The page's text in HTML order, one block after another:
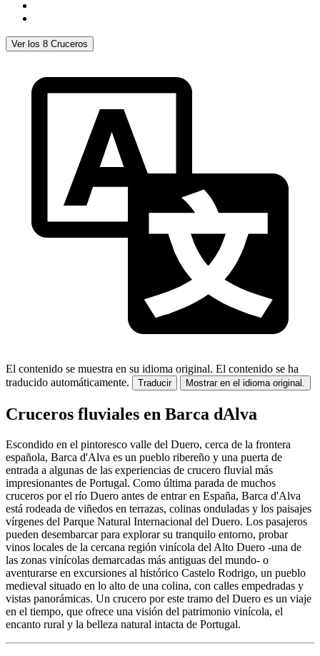
Ver los 8 Cruceros
El contenido se muestra en su idioma original. El contenido se ha
traducido automáticamente.
Traducir Mostrar en el idioma original.
Cruceros fluviales en Barca dAlva
Escondido en el pintoresco valle del Duero, cerca de la frontera
española, Barca d'Alva es un pueblo ribereño y una puerta de
entrada a algunas de las experiencias de crucero fluvial más
impresionantes de Portugal. Como última parada de muchos
cruceros por el río Duero antes de entrar en España, Barca d'Alva
está rodeada de viñedos en terrazas, colinas onduladas y los paisajes
vírgenes del Parque Natural Internacional del Duero. Los pasajeros
pueden desembarcar para explorar su tranquilo entorno, probar
vinos locales de la cercana región vinícola del Alto Duero -una de
las zonas vinícolas demarcadas más antiguas del mundo- o
aventurarse en excursiones al histórico Castelo Rodrigo, un pueblo
medieval situado en lo alto de una colina, con calles empedradas y
vistas panorámicas. Un crucero por este tramo del Duero es un viaje
en el tiempo, que ofrece una visión del patrimonio vinícola, el
encanto rural y la belleza natural intacta de Portugal.